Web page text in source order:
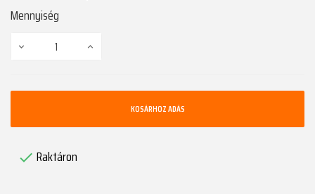
Mennyiség
KOSÁRHOZ ADÁS
 Raktáron